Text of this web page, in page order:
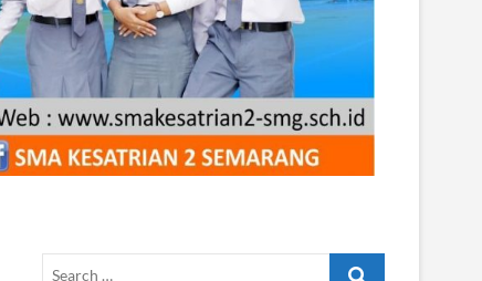
Search